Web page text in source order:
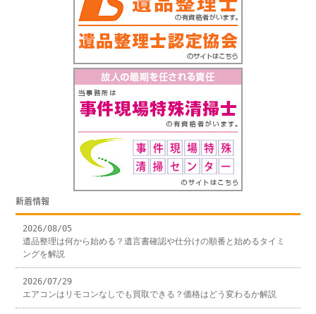
新着情報
2026/08/05
遺品整理は何から始める？遺言書確認や仕分けの順番と始めるタイミ
ングを解説
2026/07/29
エアコンはリモコンなしでも買取できる？価格はどう変わるか解説